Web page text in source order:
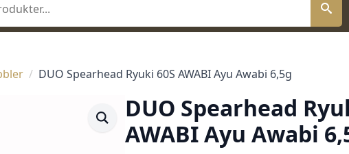
DUO Spearhead Ryuki 60S AWABI Ayu Awabi 6,5g
DUO Spearhead
AWABI Ayu Awabi